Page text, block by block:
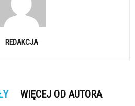
REDAKCJA
WIĘCEJ OD AUTORA